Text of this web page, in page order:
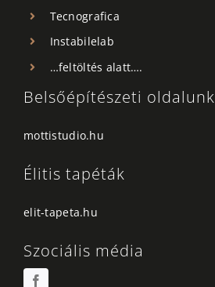
Tecnografica
Instabilelab
…feltöltés alatt….
Belsőépítészeti oldalunk
mottistudio.hu
Élitis tapéták
elit-tapeta.hu
Szociális média